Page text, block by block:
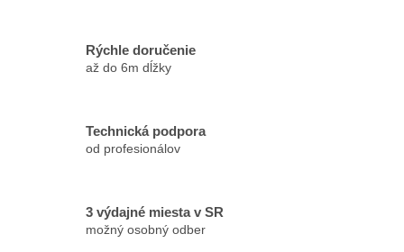
Rýchle doručenie
až do 6m dĺžky
Technická podpora
od profesionálov
3 výdajné miesta v SR
možný osobný odber